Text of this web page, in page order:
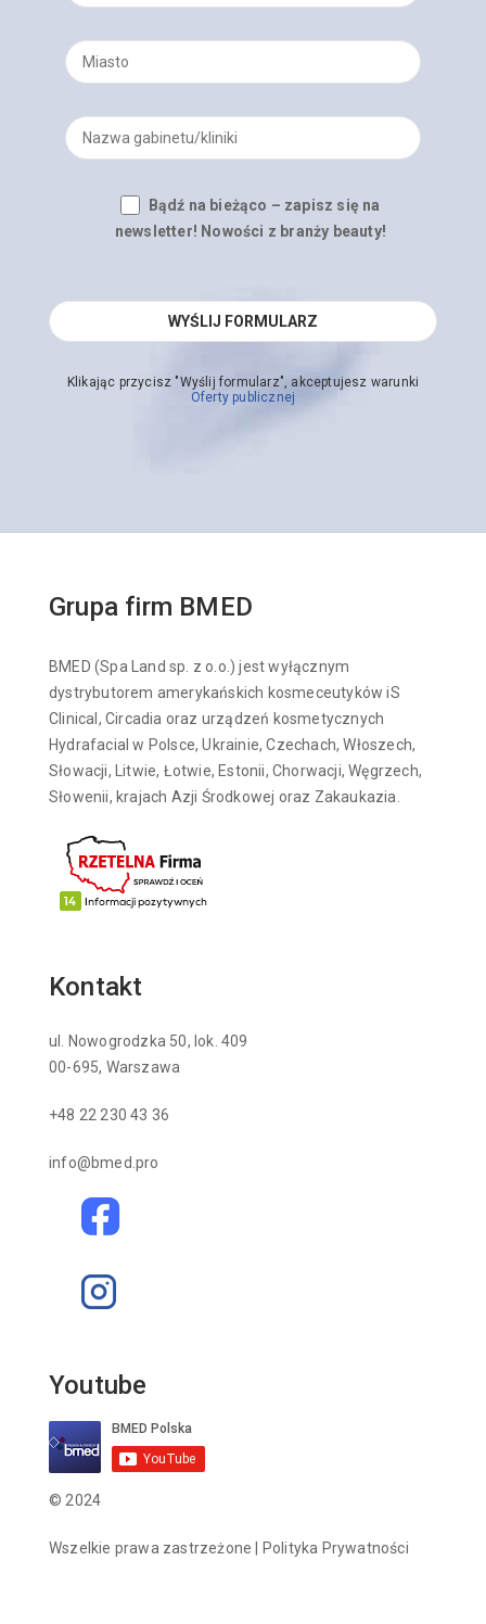
Bądź na bieżąco – zapisz się na
newsletter! Nowości z branży beauty!
Klikając przycisz "Wyślij formularz", akceptujesz warunki
Oferty publicznej
Grupa firm BMED
BMED (Spa Land sp. z o.o.) jest wyłącznym
dystrybutorem amerykańskich kosmeceutyków iS
Clinical, Circadia oraz urządzeń kosmetycznych
Hydrafacial w Polsce, Ukrainie, Czechach, Włoszech,
Słowacji, Litwie, Łotwie, Estonii, Chorwacji, Węgrzech,
Słowenii, krajach Azji Środkowej oraz Zakaukazia.
Kontakt
ul. Nowogrodzka 50, lok. 409
00-695, Warszawa
+48 22 230 43 36
info@bmed.pro
Youtube
© 2024
Wszelkie prawa zastrzeżone | Polityka Prywatności